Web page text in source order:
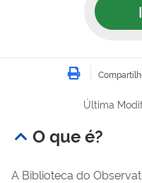
Imprimir
Última
O que é?
A Biblioteca do